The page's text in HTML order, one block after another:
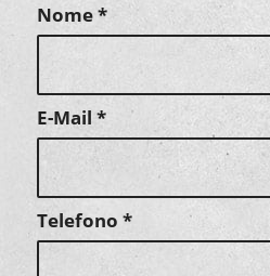
Nome*
E-Mail *
Telefono *